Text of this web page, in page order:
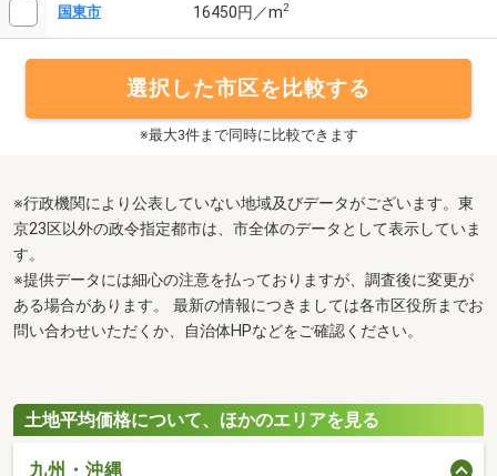
国東市 16450円／m2
選択した市区を比較する
※最大3件まで同時に比較できます
※行政機関により公表していない地域及びデータがございます。東
京23区以外の政令指定都市は、市全体のデータとして表示していま
す。
※提供データには細心の注意を払っておりますが、調査後に変更が
ある場合があります。 最新の情報につきましては各市区役所までお
問い合わせいただくか、自治体HPなどをご確認ください。
土地平均価格について、ほかのエリアを見る
九州・沖縄